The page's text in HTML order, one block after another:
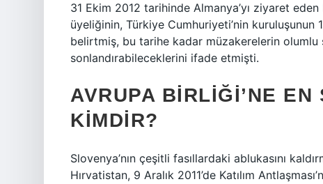
31 Ekim 2012 tarihinde Almanya’yı ziyaret
üyeliğinin, Türkiye Cumhuriyeti’nin kuruluşunun
belirtmiş, bu tarihe kadar müzakerelerin olumlu
sonlandırabileceklerini ifade etmişti.
AVRUPA BIRLIĞI’NE
KIMDIR?
Slovenya’nın çeşitli fasıllardaki ablukasını
Hırvatistan, 9 Aralık 2011’de Katılım